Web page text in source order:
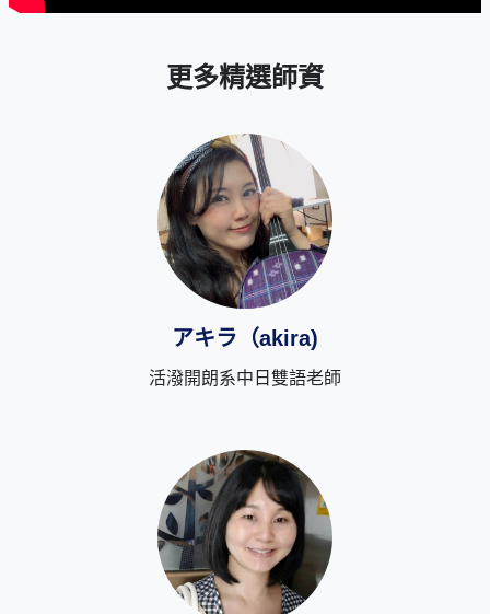
更多精選師資
アキラ（akira)
活潑開朗系中日雙語老師